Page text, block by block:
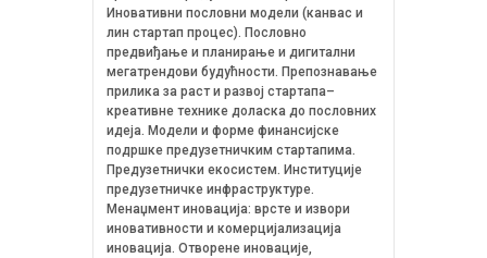
Иновативни пословни модели (канвас и
лин стартап процес). Пословно
предвиђање и планирање и дигитални
мегатрендови будућности. Препознавање
прилика за раст и развој стартапа–
креативне технике доласка до пословних
идеја. Модели и форме финансијске
подршке предузетничким стартапима.
Предузетнички екосистем. Институције
предузетничке инфраструктуре.
Менаџмент иновација: врсте и извори
иновативности и комерцијализација
иновација. Отворене иновације,